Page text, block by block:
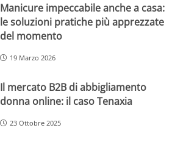
Manicure impeccabile anche a casa:
le soluzioni pratiche più apprezzate
del momento
19 Marzo 2026
Il mercato B2B di abbigliamento
donna online: il caso Tenaxia
23 Ottobre 2025